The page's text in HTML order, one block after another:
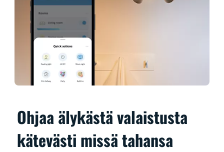
Ohjaa älykästä valaistusta
kätevästi missä tahansa